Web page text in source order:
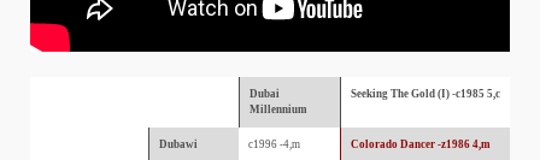
Dubai
Millennium
Seeking The Gold (I) -c1985 5,c
Dubawi c1996 -4,m Colorado Dancer -z1986 4,m